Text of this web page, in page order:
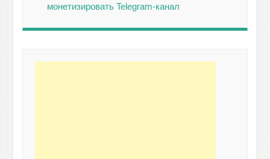
монетизировать Telegram-канал